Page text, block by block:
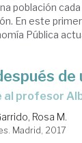
población
En este
Pública
de
al profesor
Rosa M.
Madrid, 2017